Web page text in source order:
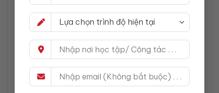
Sử dụng Transcript để đối soát
Sau khi nghe và tự lập timeline, hãy mở
transcript (bản ghi) để kiểm tra xem bạn có bỏ
lỡ mốc thời gian nào không. Việc đối chiếu này
giúp bạn nhận ra các “điểm mù” trong thính giác
của mình, ví dụ như bạn hay nghe nhầm
“thirtieth” (30) thành “thirteenth” (13).